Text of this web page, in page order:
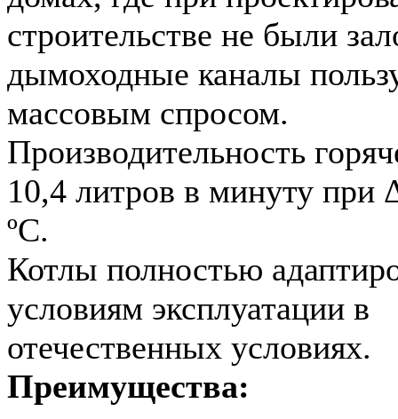
строительстве не были
дымоходные каналы
массовым спросом.
Производительность
10,4 литров в минуту при
ºС.
Котлы полностью
условиям эксплуатации в
отечественных условиях.
Преимущества: